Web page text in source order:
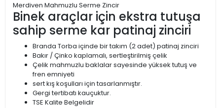
Merdiven Mahmuzlu Serme Zincir
Binek araçlar için ekstra tutuşa
sahip serme kar patinaj zinciri
Branda Torba içinde bir takım (2 adet) patinaj zinciri
Bakır / Çinko kaplamalı, sertleştirilmiş çelik
Çelik mahmuzlu baklalar sayesinde yüksek tutuş ve
fren emniyeti
sert kış koşulları için tasarlanmıştır.
Gergi tertibatı kauçuktur.
TSE Kalite Belgelidir